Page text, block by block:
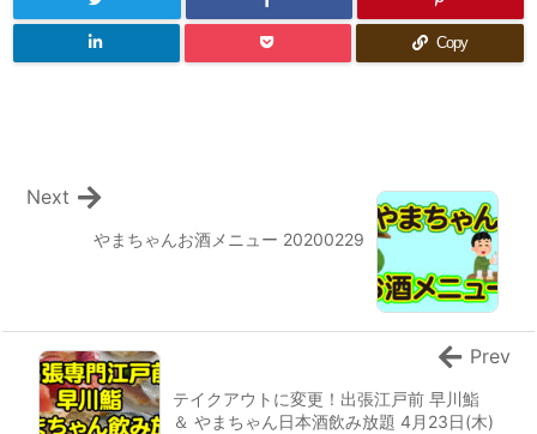
Copy
やまちゃんお酒メニュー 20200229
Next
テイクアウトに変更！出張江戸前 早川鮨
＆ やまちゃん日本酒飲み放題 4月23日(木)
Prev